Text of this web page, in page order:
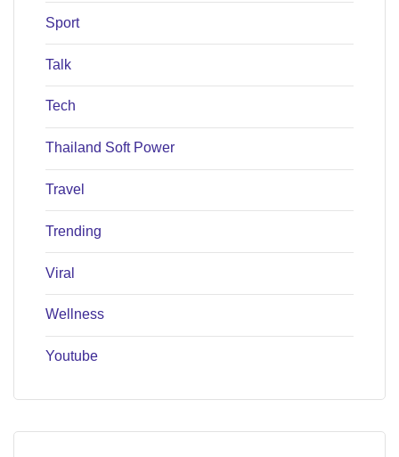
Sport
Talk
Tech
Thailand Soft Power
Travel
Trending
Viral
Wellness
Youtube